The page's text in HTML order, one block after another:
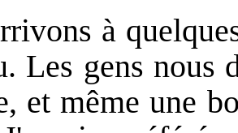
à
Les gens nous
et même une